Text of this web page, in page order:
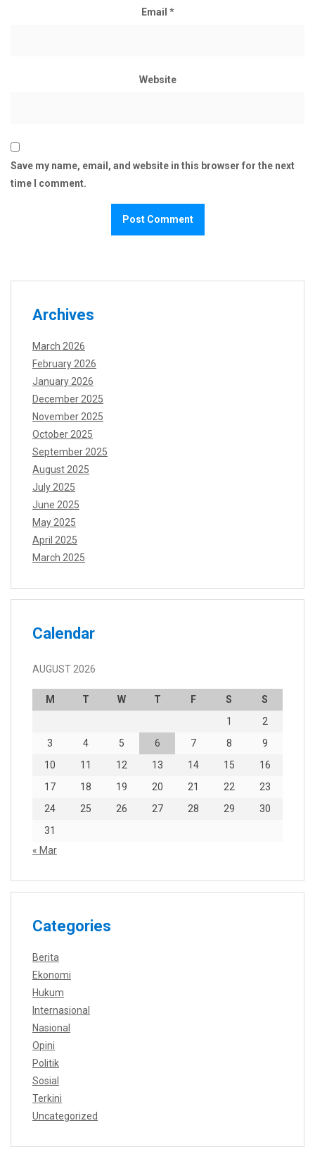
Email *
Website
Save my name, email, and website in this browser for the next
time I comment.
Archives
March 2026
February 2026
January 2026
December 2025
November 2025
October 2025
September 2025
August 2025
July 2025
June 2025
May 2025
April 2025
March 2025
Calendar
AUGUST 2026
M T W T F S
S
1
2
3
4 5 6 7 8
9
10
11 12 13 14 15
16
17
18 19 20 21 22
23
24
25 26 27 28 29
30
31
« Mar
Categories
Berita
Ekonomi
Hukum
Internasional
Nasional
Opini
Politik
Sosial
Terkini
Uncategorized